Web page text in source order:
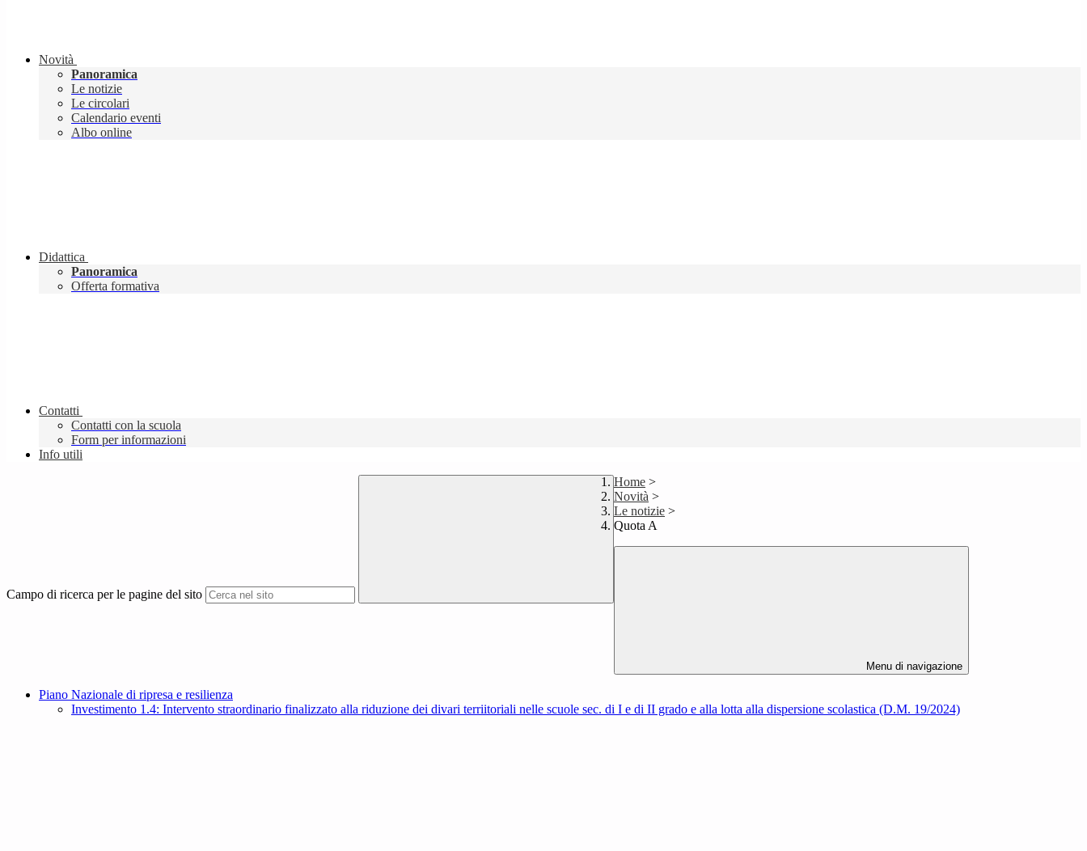
Novità
Panoramica
Le notizie
Le circolari
Calendario eventi
Albo online
Didattica
Panoramica
Offerta formativa
Contatti
Contatti con la scuola
Form per informazioni
Info utili
Campo di ricerca per le pagine del sito
Home >
Novità >
Le notizie >
Quota A
Menu di navigazione
Piano Nazionale di ripresa e resilienza
Investimento 1.4: Intervento straordinario finalizzato alla riduzione dei divari terriitoriali nelle scuole sec. di I e di II grado e alla lotta alla dispersione scolastica (D.M. 19/2024)